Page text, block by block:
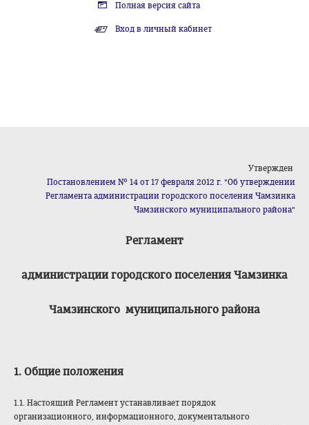
Полная версия сайта
Вход в личный кабинет
Утвержден
Постановлением № 14 от 17 февраля 2012 г. "Об утверждении
Регламента администрации городского поселения Чамзинка
Чамзинского муниципального района"
Регламент
администрации городского поселения Чамзинка
Чамзинского муниципального района
1. Общие положения
1.1. Настоящий Регламент устанавливает порядок
организационного, информационного, документального